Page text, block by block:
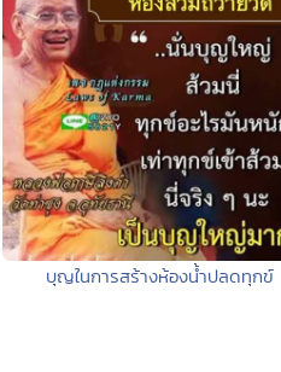
บุญในการสร้างห้องน้ำปลดทุกข์